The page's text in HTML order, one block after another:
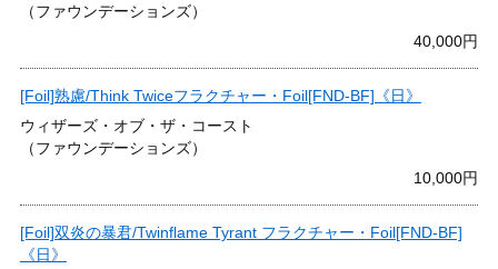
（ファウンデーションズ）
40,000円
[Foil]熟慮/Think Twiceフラクチャー・Foil[FND-BF]《日》
ウィザーズ・オブ・ザ・コースト
（ファウンデーションズ）
10,000円
[Foil]双炎の暴君/Twinflame Tyrant フラクチャー・Foil[FND-BF]
《日》